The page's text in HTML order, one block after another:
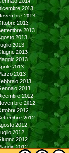
Dicembre 2013
Novembre 2013
Ottobre 2013
Settembre 2013
Agosto 2013
Luglio 2013
Giugno 2013
Maggio 2013
Aprile 2013
Marzo 2013
Febbraio 2013
Gennaio 2013
Dicembre 2012
Novembre 2012
Ottobre 2012
Settembre 2012
Agosto 2012
Luglio 2012
Giugno 2012
Maggio 2012